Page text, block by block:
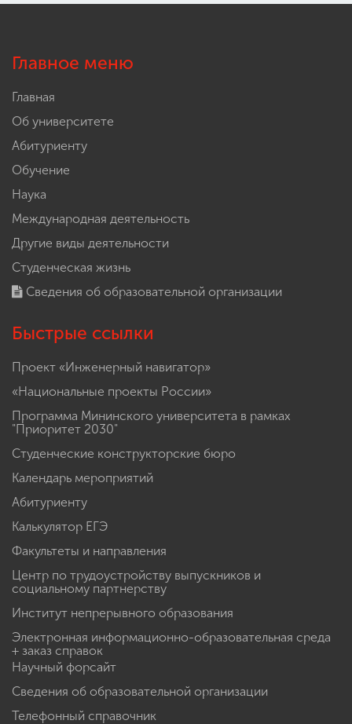
Главное меню
Главная
Об университете
Абитуриенту
Обучение
Наука
Международная деятельность
Другие виды деятельности
Студенческая жизнь
Сведения об образовательной организации
Быстрые ссылки
Проект «Инженерный навигатор»
«Национальные проекты России»
Программа Мининского университета в рамках
"Приоритет 2030"
Студенческие конструкторские бюро
Календарь мероприятий
Абитуриенту
Калькулятор ЕГЭ
Факультеты и направления
Центр по трудоустройству выпускников и
социальному партнерству
Институт непрерывного образования
Электронная информационно-образовательная среда
+ заказ справок
Научный форсайт
Сведения об образовательной организации
Телефонный справочник